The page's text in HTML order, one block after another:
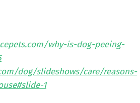
why-is-dog-peeing-
dog/slideshows/care/reasons-
1